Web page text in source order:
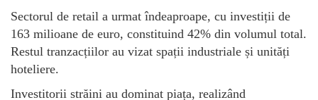
Sectorul de retail a urmat îndeaproape, cu investiții de
163 milioane de euro, constituind 42% din volumul total.
Restul tranzacțiilor au vizat spații industriale și unități
hoteliere.
Investitorii străini au dominat piața, realizând